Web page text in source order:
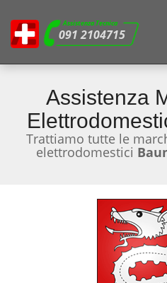
Assistenza Tecnica
091 2104715
Assistenza
Trattiamo tutte le
elettrodomestici